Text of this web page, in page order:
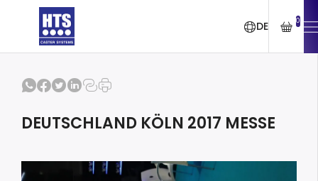
DE 0
DEUTSCHLAND KÖLN 2017 MESSE